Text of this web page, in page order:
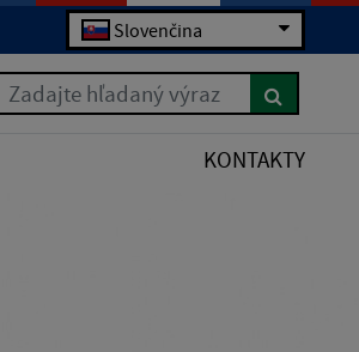
Slovenčina
Zadajte hľadaný výraz
KONTAKTY